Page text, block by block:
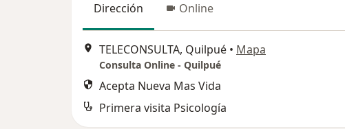
Dirección Online
TELECONSULTA, Quilpué • Mapa
Consulta Online - Quilpué
Acepta Nueva Mas Vida
Primera visita Psicología